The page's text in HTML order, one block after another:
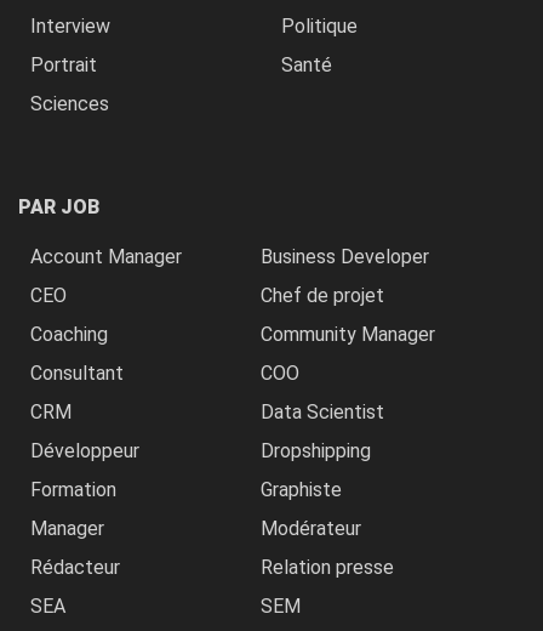
Interview
Politique
Portrait
Santé
Sciences
PAR JOB
Account Manager
Business Developer
CEO
Chef de projet
Coaching
Community Manager
Consultant
COO
CRM
Data Scientist
Développeur
Dropshipping
Formation
Graphiste
Manager
Modérateur
Rédacteur
Relation presse
SEA
SEM